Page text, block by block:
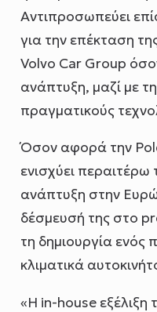
Αντιπροσωπεύει
για την επέκταση
Volvo Car Group
ανάπτυξη, μαζί με
πραγματικούς
Όσον αφορά την
ενισχύει περαιτέρω
ανάπτυξη στην
δέσμευσή της στο
τη δημιουργία ενός
κλιματικά
«Η in-house εξέλιξη